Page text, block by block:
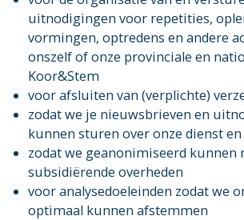
uitnodigingen voor repetities,
vormingen, optredens en andere
onszelf of onze provinciale en
Koor&Stem
voor afsluiten van (verplichte)
zodat we je nieuwsbrieven en
kunnen sturen over onze dienst en
zodat we geanonimiseerd kunnen
subsidiërende overheden
voor analysedoeleinden zodat we
optimaal kunnen afstemmen